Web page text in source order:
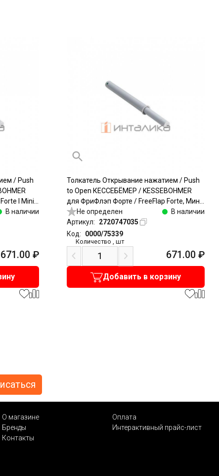
/ Push
I Mini,
серый
В наличии
671.00 ₽
Толкатель Открывание нажатием / Push
to Open КЕССЕБЁМЕР / KESSEBOHMER
для ФриФлэп Форте / FreeFlap Forte, Мини
/ Mini, врезной, тип III (C), 26 - 48N, пластик,
серый
Не определен
В наличии
Артикул:
2720747035
Код:
0000/75339
Количество ,шт
671.00 ₽
Добавить в корзину
О магазине
Оплата
Бренды
Интерактивный прайс-лист
Контакты